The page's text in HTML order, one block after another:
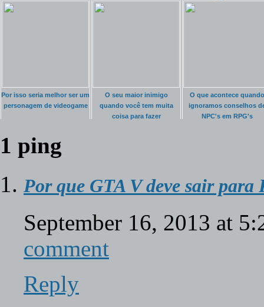
Por isso seria melhor ser um
personagem de videogame
O seu maior inimigo
quando você tem muita
coisa para fazer
O que acontece quando
ignoramos conselhos
NPC's em RPG's
1 ping
Por que GTA V deve sair para
September 16, 2013 at
comment
Reply